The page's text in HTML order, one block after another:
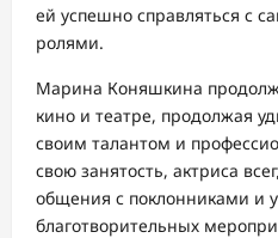
ей успешно справляться с
ролями.
Марина Коняшкина
кино и театре, продолжая
своим талантом и
свою занятость, актриса
общения с поклонниками и
благотворительных